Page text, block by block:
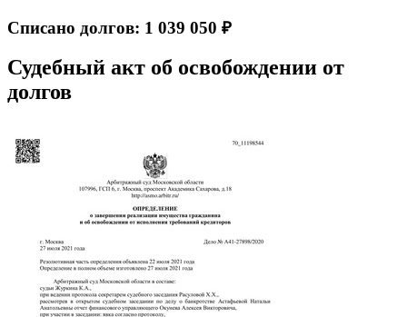
Списано долгов: 1 039 050 ₽
Судебный акт об освобождении от
долгов